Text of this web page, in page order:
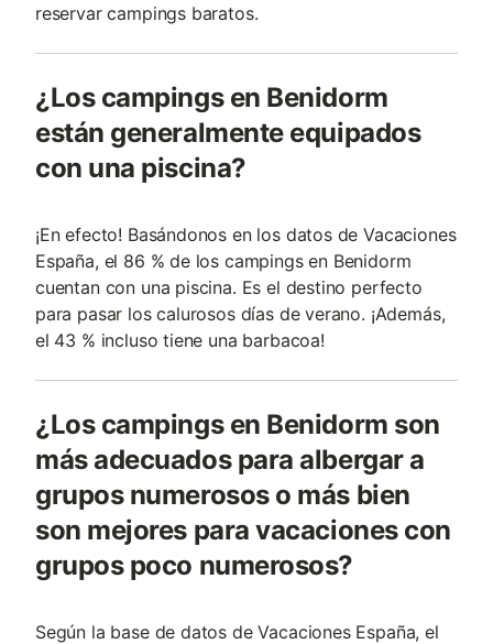
reservar campings baratos.
¿Los campings en Benidorm
están generalmente equipados
con una piscina?
¡En efecto! Basándonos en los datos de Vacaciones
España, el 86 % de los campings en Benidorm
cuentan con una piscina. Es el destino perfecto
para pasar los calurosos días de verano. ¡Además,
el 43 % incluso tiene una barbacoa!
¿Los campings en Benidorm son
más adecuados para albergar a
grupos numerosos o más bien
son mejores para vacaciones con
grupos poco numerosos?
Según la base de datos de Vacaciones España, el